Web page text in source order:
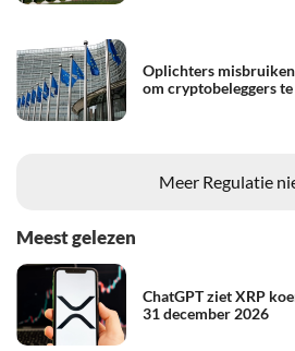
Oplichters
om cryptobeleggers
Meer Regulatie
Meest gelezen
ChatGPT ziet XRP
31 december 2026